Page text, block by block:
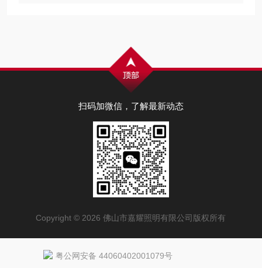
扫码加微信，了解最新动态
Copyright © 2026 佛山市嘉耀照明有限公司版权所有
粤公网安备 44060402001079号